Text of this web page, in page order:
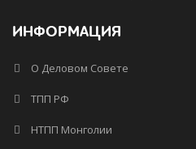
ИНФОРМАЦИЯ
О Деловом Совете
ТПП РФ
НТПП Монголии